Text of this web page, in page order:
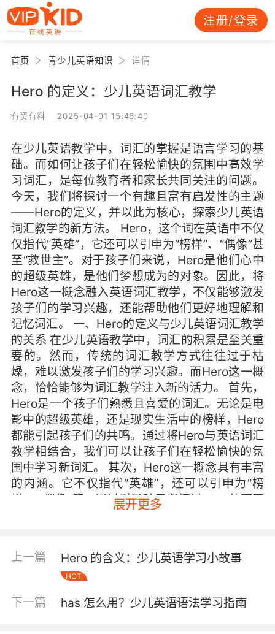
注册/登录
首页 青少儿英语知识 详情
Hero 的定义：少儿英语词汇教学
有资有料 2025-04-01 15:46:40
在少儿英语教学中，词汇的掌握是语言学习的基
础。而如何让孩子们在轻松愉快的氛围中高效学
习词汇，是每位教育者和家长共同关注的问题。
今天，我们将探讨一个有趣且富有启发性的主题
——Hero的定义，并以此为核心，探索少儿英语
词汇教学的新方法。 Hero，这个词在英语中不仅
仅指代“英雄”，它还可以引申为“榜样”、“偶像”甚
至“救世主”。对于孩子们来说，Hero是他们心中
的超级英雄，是他们梦想成为的对象。因此，将
Hero这一概念融入英语词汇教学，不仅能够激发
孩子们的学习兴趣，还能帮助他们更好地理解和
记忆词汇。 一、Hero的定义与少儿英语词汇教学
的关系 在少儿英语教学中，词汇的积累是至关重
要的。然而，传统的词汇教学方式往往过于枯
燥，难以激发孩子们的学习兴趣。而Hero这一概
念，恰恰能够为词汇教学注入新的活力。 首先，
Hero是一个孩子们熟悉且喜爱的词汇。无论是电
影中的超级英雄，还是现实生活中的榜样，Hero
都能引起孩子们的共鸣。通过将Hero与英语词汇
教学相结合，我们可以让孩子们在轻松愉快的氛
围中学习新词汇。 其次，Hero这一概念具有丰富
的内涵。它不仅指代“英雄”，还可以引申为“榜
样”、“偶像”等。通过引导孩子们探讨Hero的不同
定义，我们可以帮助他们更好地理解词汇的多义
义融入少儿英语词汇教学 故事教学法：通过讲述
与Hero相关的故事，让孩子们在听故事的过程中
学习新词汇。例如，可以讲述一位超级英雄的冒
险故事，让孩子们在故事中学习与Hero相关的词
汇，如“brave”（勇敢的）、“strong”（强壮
展开更多
上一篇 Hero 的含义：少儿英语学习小故事
HOT
下一篇 has 怎么用？少儿英语语法学习指南